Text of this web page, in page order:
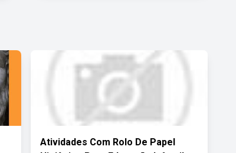
Atividades Com Rolo De Papel